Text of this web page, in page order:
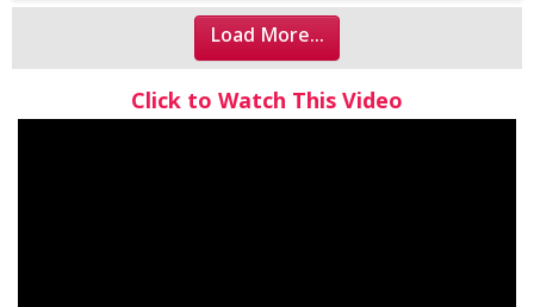
Load More...
Click to Watch This Video